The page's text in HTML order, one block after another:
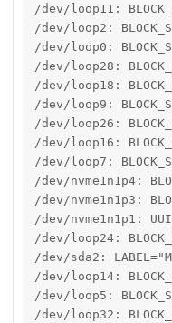
/dev/loop11:
/dev/loop2:
/dev/loop0:
/dev/loop28:
/dev/loop18:
/dev/loop9:
/dev/loop26:
/dev/loop16:
/dev/loop7:
/dev/nvme1n1p4:
/dev/nvme1n1p3:
/dev/nvme1n1p1:
/dev/loop24:
/dev/sda2:
/dev/loop14:
/dev/loop5:
/dev/loop32: